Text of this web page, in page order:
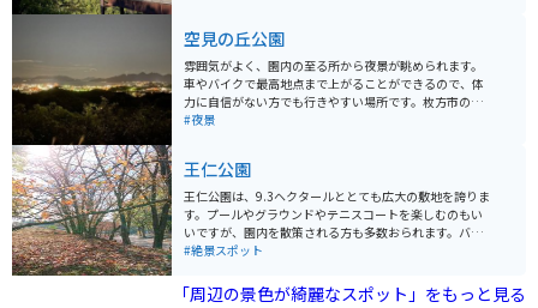
空見の丘公園
雰囲気がよく、園内の至る所から夜景が眺められます。
車やバイクで最高地点まで上がることができるので、体
力に自信がない方でも行きやすい場所です。枚方市の夜
景が一望できるとても良いスポットです。
#夜景
王仁公園
王仁公園は、9.3ヘクタールととても広大の敷地を誇りま
す。プールやグラウンドやテニスコートを楽しむのもい
いですが、園内を散策される方も多数おられます。バイ
ク置き場は広く屋根があり、雨の時に雨具を乾かすライ
#絶景スポット
「周辺の景色が綺麗なスポット」をもっと見る